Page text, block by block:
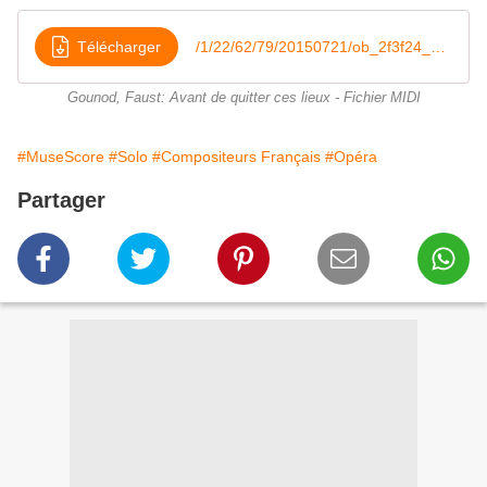
Télécharger
Gounod, Faust: Avant de quitter ces lieux - Fichier MIDI
#MuseScore #Solo #Compositeurs Français #Opéra
Partager